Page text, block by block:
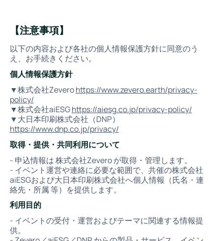
【注意事項】
以下の内容および各社の個人情報保護方針に同意のう
え、お手続きください。
個人情報保護方針
▼株式会社Zeverohttps://www.zevero.earth/privacy-
policy/
▼株式会社aiESGhttps://aiesg.co.jp/privacy-policy/
▼大日本印刷株式会社（DNP）
https://www.dnp.co.jp/privacy/
取得・提供・共同利用について
- 申込情報は 株式会社Zevero が取得・管理します。
- イベント運営や連絡に必要な範囲で、共催の株式会社
aiESGおよび大日本印刷株式会社へ個人情報（氏名・連
絡先・所属 等）を提供します。
利用目的
- イベントの受付・運営およびテーマに関連する情報提
供。